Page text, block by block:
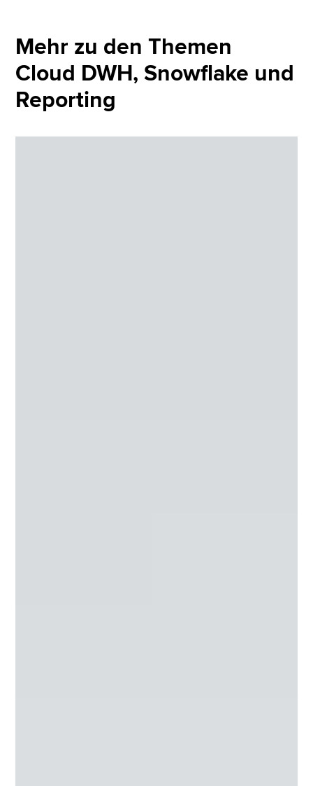
Mehr zu den Themen
Cloud DWH, Snowflake und
Reporting